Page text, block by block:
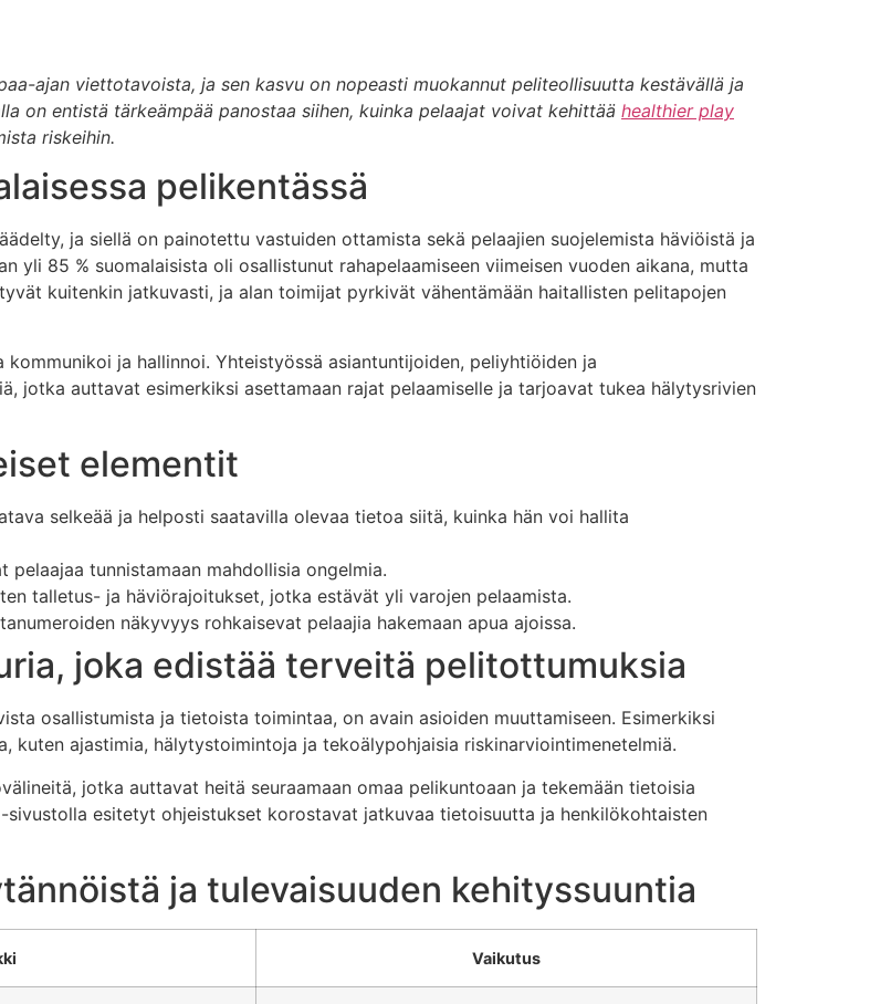
ajan viettotavoista, ja sen kasvu on nopeasti muokannut peliteollisuutta kestävällä ja
on entistä tärkeämpää panostaa siihen, kuinka pelaajat voivat kehittää healthier play
riskeihin.
pelikentässä
ja siellä on painotettu vastuiden ottamista sekä pelaajien suojelemista häviöistä ja
yli 85 % suomalaisista oli osallistunut rahapelaamiseen viimeisen vuoden aikana, mutta
kuitenkin jatkuvasti, ja alan toimijat pyrkivät vähentämään haitallisten pelitapojen
ja hallinnoi. Yhteistyössä asiantuntijoiden, peliyhtiöiden ja
jotka auttavat esimerkiksi asettamaan rajat pelaamiselle ja tarjoavat tukea hälytysrivien
elementit
selkeää ja helposti saatavilla olevaa tietoa siitä, kuinka hän voi hallita
tunnistamaan mahdollisia ongelmia.
talletus- ja häviörajoitukset, jotka estävät yli varojen pelaamista.
näkyvyys rohkaisevat pelaajia hakemaan apua ajoissa.
joka edistää terveitä pelitottumuksia
osallistumista ja tietoista toimintaa, on avain asioiden muuttamiseen. Esimerkiksi
ajastimia, hälytystoimintoja ja tekoälypohjaisia riskinarviointimenetelmiä.
jotka auttavat heitä seuraamaan omaa pelikuntoaan ja tekemään tietoisia
esitetyt ohjeistukset korostavat jatkuvaa tietoisuutta ja henkilökohtaisten
ja tulevaisuuden kehityssuuntia
Vaikutus